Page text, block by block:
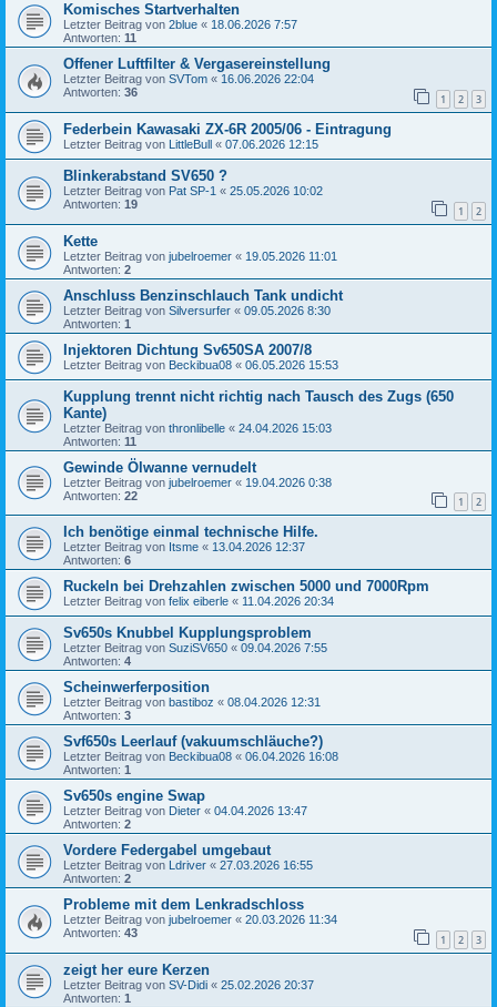
Komisches Startverhalten
Letzter Beitrag von 2blue « 18.06.2026 7:57
Antworten: 11
Offener Luftfilter & Vergasereinstellung
Letzter Beitrag von SVTom « 16.06.2026 22:04
Antworten: 36 1 2 3
Federbein Kawasaki ZX-6R 2005/06 - Eintragung
Letzter Beitrag von LittleBull « 07.06.2026 12:15
Blinkerabstand SV650 ?
Letzter Beitrag von Pat SP-1 « 25.05.2026 10:02
Antworten: 19 1 2
Kette
Letzter Beitrag von jubelroemer « 19.05.2026 11:01
Antworten: 2
Anschluss Benzinschlauch Tank undicht
Letzter Beitrag von Silversurfer « 09.05.2026 8:30
Antworten: 1
Injektoren Dichtung Sv650SA 2007/8
Letzter Beitrag von Beckibua08 « 06.05.2026 15:53
Kupplung trennt nicht richtig nach Tausch des Zugs (650
Kante)
Letzter Beitrag von thronlibelle « 24.04.2026 15:03
Antworten: 11
Gewinde Ölwanne vernudelt
Letzter Beitrag von jubelroemer « 19.04.2026 0:38
Antworten: 22 1 2
Ich benötige einmal technische Hilfe.
Letzter Beitrag von Itsme « 13.04.2026 12:37
Antworten: 6
Ruckeln bei Drehzahlen zwischen 5000 und 7000Rpm
Letzter Beitrag von felix eiberle « 11.04.2026 20:34
Sv650s Knubbel Kupplungsproblem
Letzter Beitrag von SuziSV650 « 09.04.2026 7:55
Antworten: 4
Scheinwerferposition
Letzter Beitrag von bastiboz « 08.04.2026 12:31
Antworten: 3
Svf650s Leerlauf (vakuumschläuche?)
Letzter Beitrag von Beckibua08 « 06.04.2026 16:08
Antworten: 1
Sv650s engine Swap
Letzter Beitrag von Dieter « 04.04.2026 13:47
Antworten: 2
Vordere Federgabel umgebaut
Letzter Beitrag von Ldriver « 27.03.2026 16:55
Antworten: 2
Probleme mit dem Lenkradschloss
Letzter Beitrag von jubelroemer « 20.03.2026 11:34
Antworten: 43 1 2 3
zeigt her eure Kerzen
Letzter Beitrag von SV-Didi « 25.02.2026 20:37
Antworten: 1